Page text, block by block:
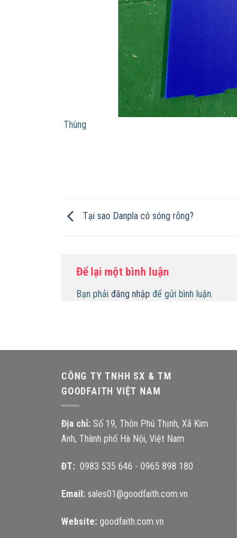
Thùng
Tại sao Danpla có sóng rỗng?
Để lại một bình luận
Bạn phải đăng nhập để gửi bình luận.
CÔNG TY TNHH SX & TM
GOODFAITH VIỆT NAM
Địa chỉ: Số 19, Thôn Phú Thịnh, Xã Kim
Anh, Thành phố Hà Nội, Việt Nam
ĐT: 0983 535 646 - 0965 898 180
Email: sales01@goodfaith.com.vn
Website: goodfaith.com.vn